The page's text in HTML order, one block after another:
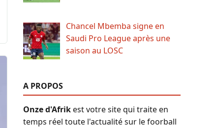
Chancel Mbemba signe en
Saudi Pro League après une
saison au LOSC
A PROPOS
Onze d'Afrikest votre site qui traite en
temps réel toute l'actualité sur le foorball